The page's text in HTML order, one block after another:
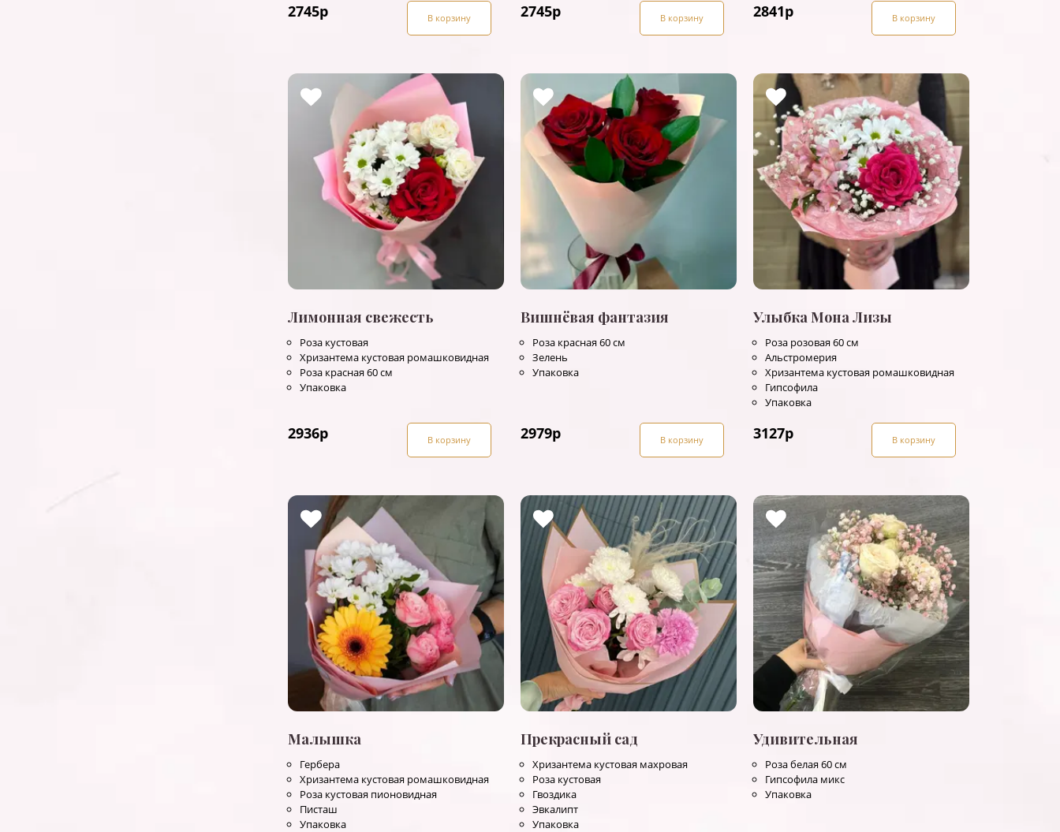
2745р В корзину 2745р В корзину 2841р В корзину
Лимонная свежесть
Роза кустовая
Хризантема кустовая ромашковидная
Роза красная 60 см
Упаковка
2936р В корзину
Вишнёвая фантазия
Роза красная 60 см
Зелень
Упаковка
2979р В корзину
Улыбка Мона Лизы
Роза розовая 60 см
Альстромерия
Хризантема кустовая ромашковидная
Гипсофила
Упаковка
3127р В корзину
Малышка
Гербера
Хризантема кустовая ромашковидная
Роза кустовая пионовидная
Писташ
Упаковка
Прекрасный сад
Хризантема кустовая махровая
Роза кустовая
Гвоздика
Эвкалипт
Упаковка
Удивительная
Роза белая 60 см
Гипсофила микс
Упаковка